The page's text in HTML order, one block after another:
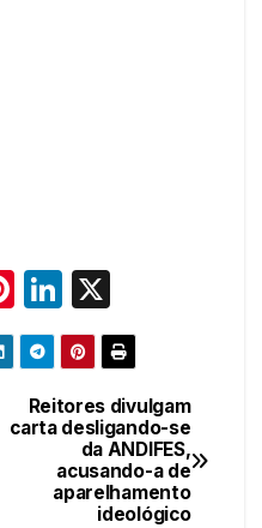
Pi
nt
er
e
st
Li
n
k
e
dI
n
Reitores divulgam
carta desligando-se
da ANDIFES,
acusando-a de
aparelhamento
ideológico